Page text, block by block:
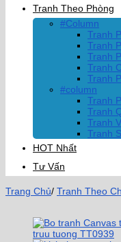
Tranh Theo Phòng
#Column
Tranh
Tranh
Tranh
Tranh
Tranh
#column
Tranh
Tranh
Tranh
Tranh
HOT Nhất
Tư Vấn
Trang Chủ/ Tranh Theo